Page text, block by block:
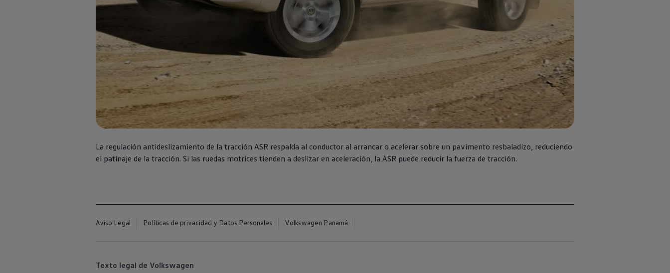
Amarok.Hecho para quienes se atreven.
Cotizalo aquí
La regulación antideslizamiento de la tracción ASR respalda al conductor al arrancar o acelerar sobre un pavimento resbaladizo, reduciendo
el patinaje de la tracción. Si las ruedas motrices tienden a deslizar en aceleración, la ASR puede reducir la fuerza de tracción.
Aviso Legal Políticas de privacidad y Datos Personales Volkswagen Panamá
Texto legal de Volkswagen